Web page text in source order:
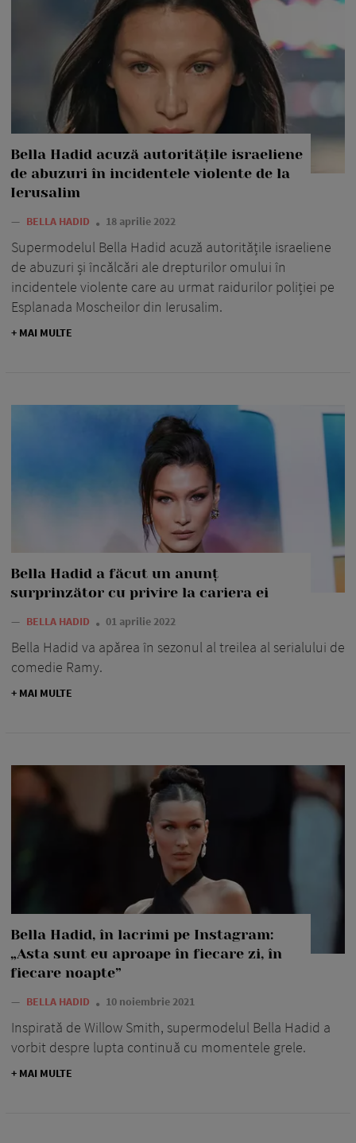
Bella Hadid acuză autoritățile israeliene
de abuzuri în incidentele violente de la
Ierusalim
— BELLA HADID 18 aprilie 2022
Supermodelul Bella Hadid acuză autoritățile israeliene
de abuzuri și încălcări ale drepturilor omului în
incidentele violente care au urmat raidurilor poliției pe
Esplanada Moscheilor din Ierusalim.
+ MAI MULTE
Bella Hadid a făcut un anunț
surprinzător cu privire la cariera ei
— BELLA HADID 01 aprilie 2022
Bella Hadid va apărea în sezonul al treilea al serialului de
comedie Ramy.
+ MAI MULTE
Bella Hadid, în lacrimi pe Instagram:
„Asta sunt eu aproape în fiecare zi, în
fiecare noapte”
— BELLA HADID 10 noiembrie 2021
Inspirată de Willow Smith, supermodelul Bella Hadid a
vorbit despre lupta continuă cu momentele grele.
+ MAI MULTE